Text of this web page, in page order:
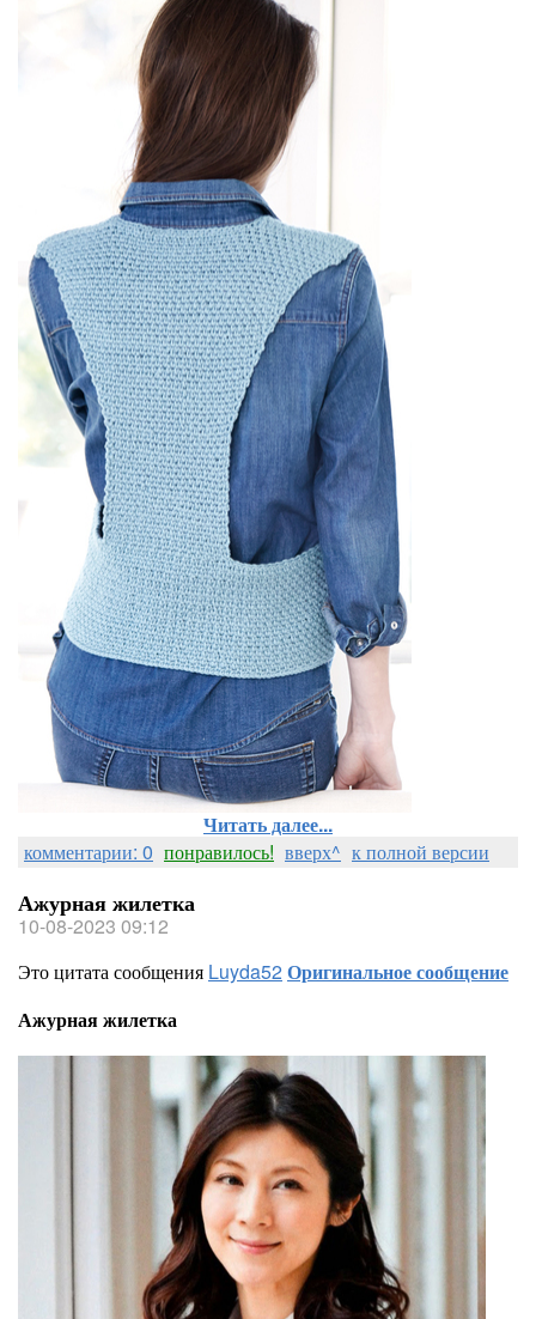
Читать далее...
комментарии: 0 понравилось! вверх^ к полной версии
Ажурная жилетка
10-08-2023 09:12
Это цитата сообщения Luyda52Оригинальное сообщение
Ажурная жилетка